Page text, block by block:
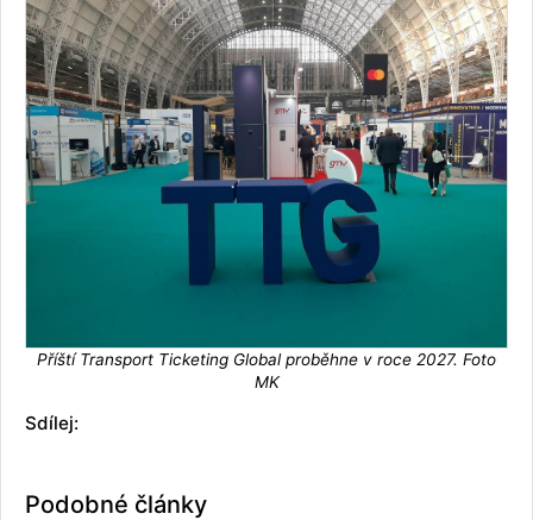
Příští Transport Ticketing Global proběhne v roce 2027. Foto
MK
Sdílej:
Podobné články